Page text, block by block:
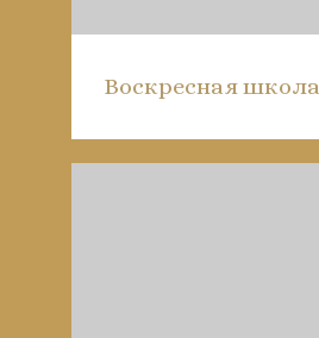
Воскресная